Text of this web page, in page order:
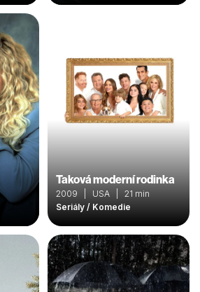
Taková moderní rodinka
2009 | USA | 21 min
Seriály / Komedie